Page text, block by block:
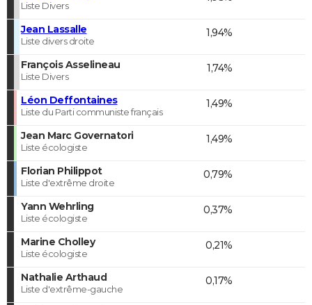
Liste Divers
Jean Lassalle
Liste divers droite
1,94%
François Asselineau
Liste Divers
1,74%
Léon Deffontaines
Liste du Parti communiste français
1,49%
Jean Marc Governatori
Liste écologiste
1,49%
Florian Philippot
Liste d'extrême droite
0,79%
Yann Wehrling
Liste écologiste
0,37%
Marine Cholley
Liste écologiste
0,21%
Nathalie Arthaud
Liste d'extrême-gauche
0,17%